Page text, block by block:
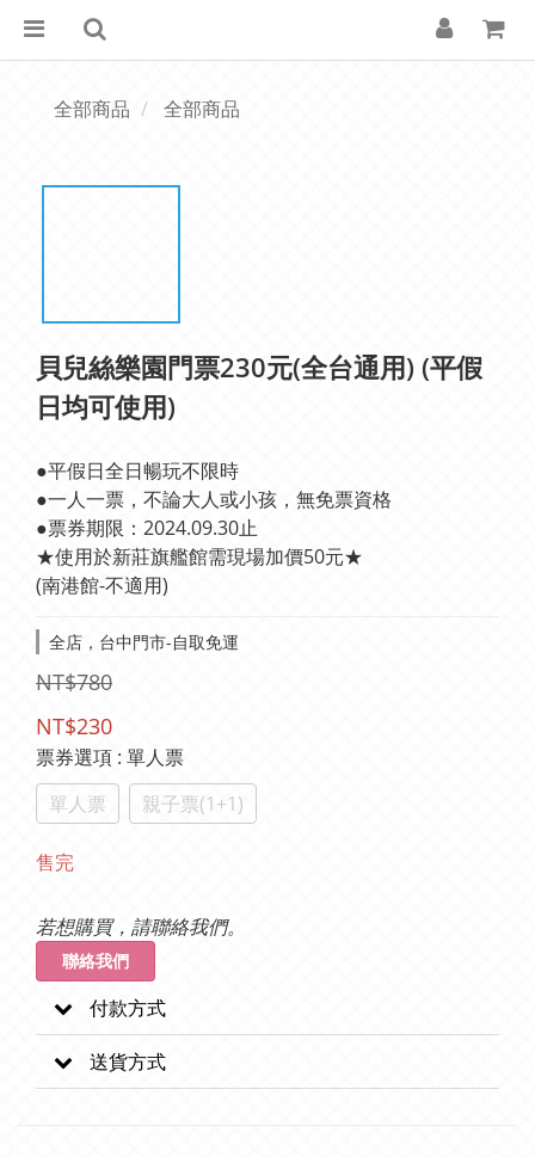
全部商品 全部商品
貝兒絲樂園門票230元(全台通用) (平假
日均可使用)
●平假日全日暢玩不限時
●一人一票，不論大人或小孩，無免票資格
●票券期限：2024.09.30止
★使用於新莊旗艦館需現場加價50元★
(南港館-不適用)
全店，台中門市-自取免運
NT$780
NT$230
票券選項 : 單人票
單人票
親子票(1+1)
售完
若想購買，請聯絡我們。
聯絡我們
付款方式
送貨方式